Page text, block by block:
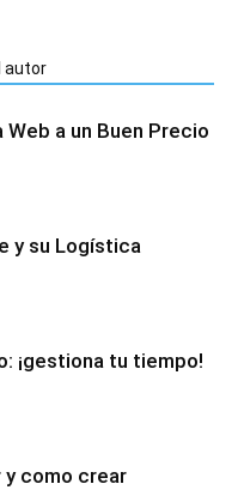
autor
a un Buen Precio
y su Logística
¡gestiona tu tiempo!
y como crear